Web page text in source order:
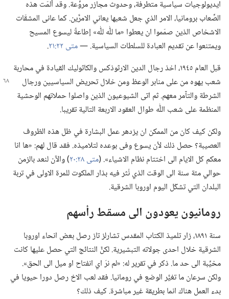
ايديولوجيات سياسية متطرفة،‏ وحدوث مجازر مروِّعة.‏ وقد ألمّت هذه
الصِّعاب برومانيا،‏ الامر الذي جعل شعبها يعاني الامرَّين.‏ كما عانى المشقّات
الاشخاص الذين صمّموا ان يعطوا «ما للّٰه للّٰه» إطاعةً ليسوع المسيح
ويمتنعوا عن تقديم العبادة للسلطات السياسية.‏ —‏متى ٢٢:‏٢١
‏.‏
قبل العام ١٩٤٥،‏ اخذ رجال الدين الارثوذكس والكاثوليك القيادة في محاربة
شعب يهوه من على منابر الوعظ ومن خلال تحريض السياسيين ورجال
الشرطة والتآ‌مر معهم.‏ ثم اتى الشيوعيون الذين واصلوا حملاتهم الوحشية
المنظمة على شعب اللّٰه طوال العقود الاربعة التالية تقريبا.‏
ولكن كيف كان من الممكن ان يزدهر عمل البشارة في ظل هذه الظروف
العصيبة؟‏ حصل ذلك لأن يسوع وفى بوعده لتلاميذه.‏ فقد قال لهم:‏ «ها انا
معكم كل الايام الى اختتام نظام الاشياء».‏ (‏متى ٢٨:‏٢٠
‏)‏ والآن لنعد بالزمن
حوالي مئة سنة الى الوقت الذي نُثر فيه بذار الملكوت للمرة الاولى في تربة
البلدان التي تشكّل اليوم اوروبا الشرقية.‏
رومانيون يعودون الى مسقط رأسهم
سنة ١٨٩١،‏ زار تلميذ الكتاب المقدس تشارلز تاز رصل بعض انحاء اوروبا
الشرقية خلال احدى جولاته التبشيرية.‏ لكنَّ النتائج التي حصل عليها كانت
مخيِّبة الى حد ما.‏ ذكر في تقرير له:‏ «لم نرَ اي انفتاح او ميل الى الحق».‏
ولكن سرعان ما تغيَّر الوضع في رومانيا.‏ فقد لعب الاخ رصل دورا حيويا في
بدء العمل هناك انما بطريقة غير مباشرة.‏ كيف ذلك؟‏